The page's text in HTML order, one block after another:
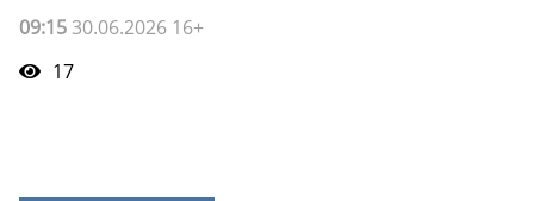
09:15 30.06.2026 16+
17